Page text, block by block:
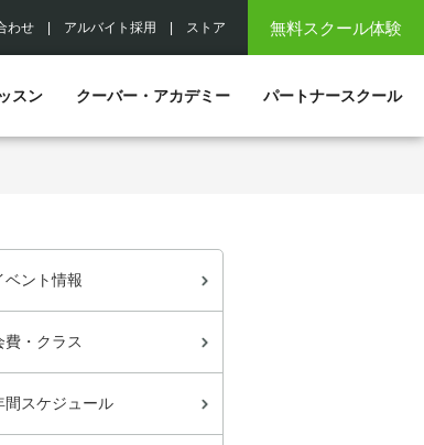
無料スクール体験
わせ アルバイト採用 ストア
スン クーバー・アカデミー パートナースクール
ベント情報
費・クラス
間スケジュール